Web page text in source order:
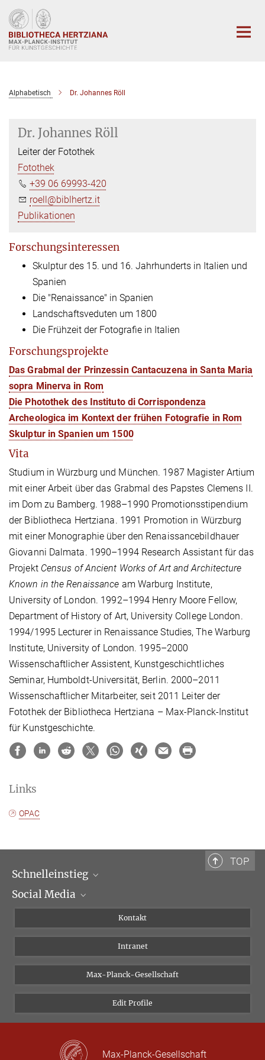
Hauptinhalt
Alphabetisch Dr. Johannes Röll
Dr. Johannes Röll
Leiter der Fotothek
Fotothek
+39 06 69993-420
roell@biblhertz.it
Publikationen
Forschungsinteressen
Skulptur des 15. und 16. Jahrhunderts in Italien und
Spanien
Die "Renaissance" in Spanien
Landschaftsveduten um 1800
Die Frühzeit der Fotografie in Italien
Forschungsprojekte
Das Grabmal der Prinzessin Cantacuzena in Santa Maria
sopra Minerva in Rom
Die Photothek des Instituto di Corrispondenza
Archeologica im Kontext der frühen Fotografie in Rom
Skulptur in Spanien um 1500
Vita
Studium in Würzburg und München. 1987 Magister Artium
mit einer Arbeit über das Grabmal des Papstes Clemens II.
im Dom zu Bamberg. 1988–1990 Promotionsstipendium
der Bibliotheca Hertziana. 1991 Promotion in Würzburg
mit einer Monographie über den Renaissancebildhauer
Giovanni Dalmata. 1990–1994 Research Assistant für das
Projekt Census of Ancient Works of Art and Architecture
Known in the Renaissance am Warburg Institute,
University of London. 1992–1994 Henry Moore Fellow,
Department of History of Art, University College London.
1994/1995 Lecturer in Renaissance Studies, The Warburg
Institute, University of London. 1995–2000
Wissenschaftlicher Assistent, Kunstgeschichtliches
Seminar, Humboldt-Universität, Berlin. 2000–2011
Wissenschaftlicher Mitarbeiter, seit 2011 Leiter der
Fotothek der Bibliotheca Hertziana – Max-Planck-Institut
für Kunstgeschichte.
Links
OPAC
TOP
Schnelleinstieg
Wissenschaftliche Abteilungen
Social Media
Instagram
Bluesky
Vimeo
Newsletter
Kontakt
Intranet
Max-Planck-Gesellschaft
Edit Profile
Max-Planck-Gesellschaft